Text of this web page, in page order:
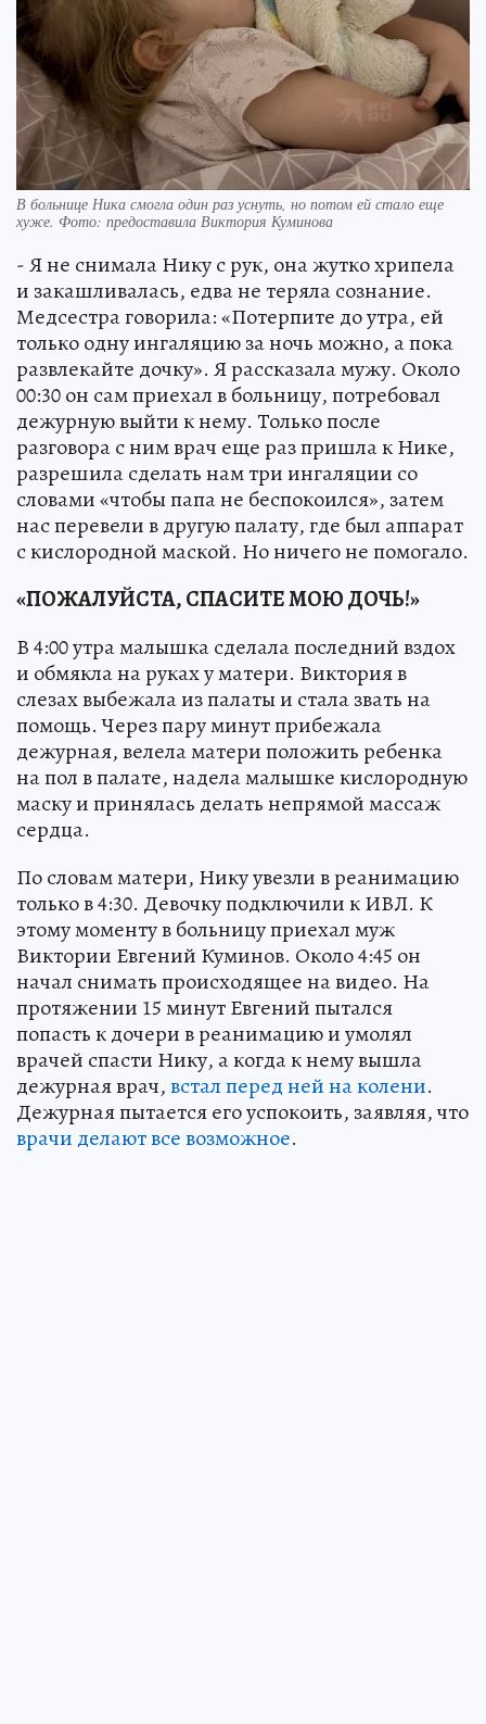
В больнице Ника смогла один раз уснуть, но потом ей стало еще
хуже. Фото: предоставила Виктория Куминова
- Я не снимала Нику с рук, она жутко хрипела
и закашливалась, едва не теряла сознание.
Медсестра говорила: «Потерпите до утра, ей
только одну ингаляцию за ночь можно, а пока
развлекайте дочку». Я рассказала мужу. Около
00:30 он сам приехал в больницу, потребовал
дежурную выйти к нему. Только после
разговора с ним врач еще раз пришла к Нике,
разрешила сделать нам три ингаляции со
словами «чтобы папа не беспокоился», затем
нас перевели в другую палату, где был аппарат
с кислородной маской. Но ничего не помогало.
«ПОЖАЛУЙСТА, СПАСИТЕ МОЮ ДОЧЬ!»
В 4:00 утра малышка сделала последний вздох
и обмякла на руках у матери. Виктория в
слезах выбежала из палаты и стала звать на
помощь. Через пару минут прибежала
дежурная, велела матери положить ребенка
на пол в палате, надела малышке кислородную
маску и принялась делать непрямой массаж
сердца.
По словам матери, Нику увезли в реанимацию
только в 4:30. Девочку подключили к ИВЛ. К
этому моменту в больницу приехал муж
Виктории Евгений Куминов. Около 4:45 он
начал снимать происходящее на видео. На
протяжении 15 минут Евгений пытался
попасть к дочери в реанимацию и умолял
врачей спасти Нику, а когда к нему вышла
дежурная врач,встал перед ней на колени.
Дежурная пытается его успокоить, заявляя, что
врачи делают все возможное.